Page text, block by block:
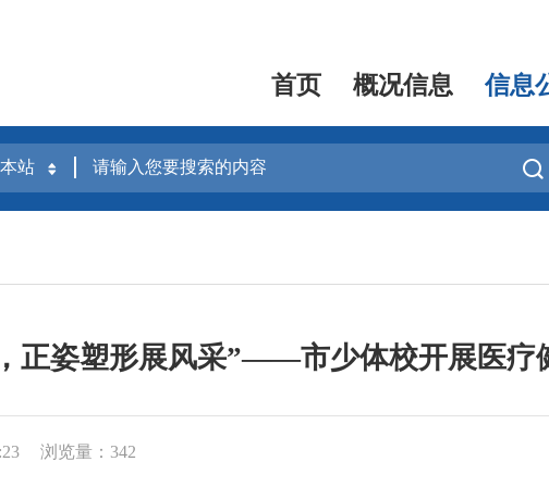
首页 概况信息 信息
正姿塑形展风采”——市少体校开展医疗
浏览量：342